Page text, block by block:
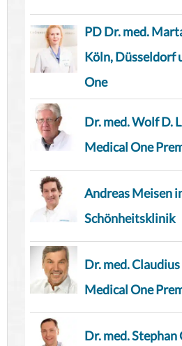
PD Dr. med.
Köln, Düsseldorf
One
Dr. med. Wolf D.
Medical One
Andreas Meisen
Schönheitsklinik
Dr. med.
Medical One
Dr. med.